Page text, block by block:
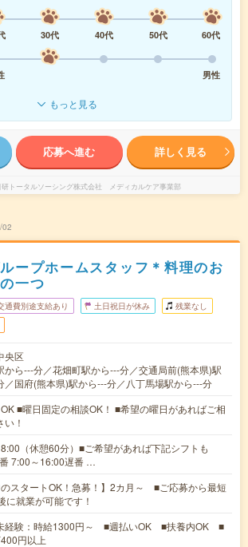
30代 40代 50代
60代
男性
もっと見る
応募へ進む 詳しく見る
研トータルソーシング株式会社 メディカルケア事業部
02
ープホームスタッフ＊料理のお
一つ
通費別途支給あり 土日祝日が休み 残業なし
央区
から---分／花畑町駅から---分／交通局前(熊本県)駅
／国府(熊本県)駅から---分／八丁馬場駅から---分
■曜日固定の相談OK！ ■希望の曜日があればご相
！
（休憩60分）■ご希望があれば下記シフトも
7:00～16:00遅番 …
のスタートOK！急募！】2カ月～ ■ご応募から最短
に就業が可能です！
経験：時給1300円～ ■週払いOK ■扶養内OK ■
円以上